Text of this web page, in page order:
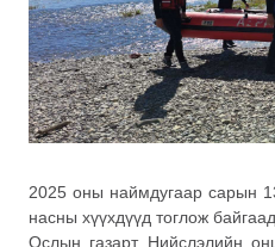
2025 оны наймдугаар сарын
насны хүүхдүүд тоглож
Ослын газарт Нийслэлийн